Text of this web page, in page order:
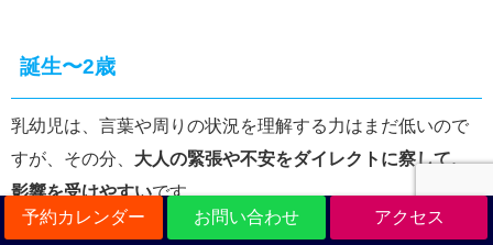
予約カレンダー お問い合わせ アクセス
誕生〜2歳
乳幼児は、言葉や周りの状況を理解する力はまだ低いので
すが、その分、 大人の緊張や不安をダイレクトに察して、
影響を受けやすいです。